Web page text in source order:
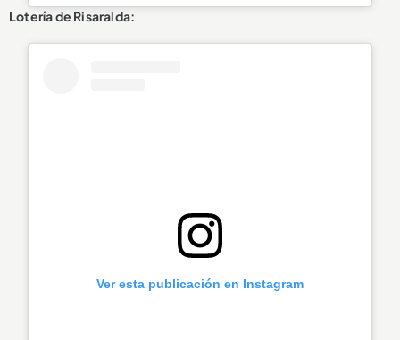
Lotería de Risaralda:
Ver esta publicación en Instagram